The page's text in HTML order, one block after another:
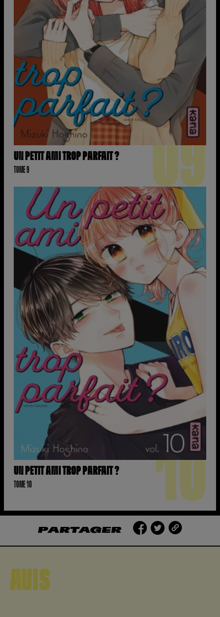
UN PETIT AMI TROP PARFAIT ?
TOME 9 09
UN PETIT AMI TROP PARFAIT ?
TOME 10 10
PARTAGER
AVIS